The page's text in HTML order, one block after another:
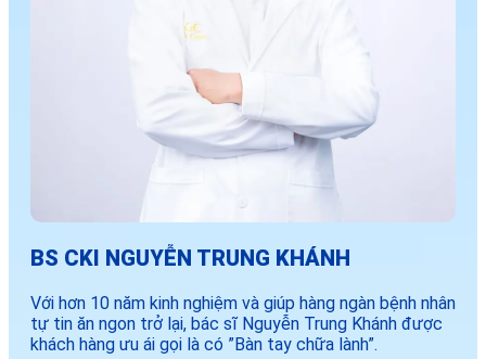
BS CKI NGUYỄN TRUNG KHÁNH
Với hơn 10 năm kinh nghiệm và giúp hàng ngàn bệnh nhân
tự tin ăn ngon trở lại, bác sĩ Nguyễn Trung Khánh được
khách hàng ưu ái gọi là có ”Bàn tay chữa lành”.